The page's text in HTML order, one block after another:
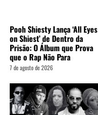
Pooh Shiesty Lança ‘All Eyes
on Shiest’ de Dentro da
Prisão: O Álbum que Prova
que o Rap Não Para
7 de agosto de 2026